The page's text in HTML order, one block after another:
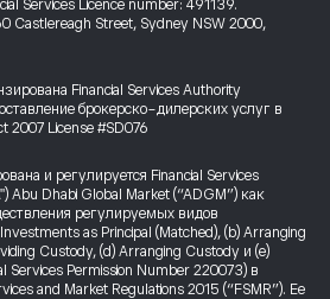
Services Licence number: 491139.
Castlereagh Street, Sydney NSW 2000,
Financial Services Authority
брокерско-дилерских услуг в
2007 License #SD076
и регулируется Financial Services
Abu Dhabi Global Market (“ADGM”) как
регулируемых видов
as Principal (Matched), (b) Arranging
Custody, (d) Arranging Custody и (e)
Services Permission Number 220073) в
and Market Regulations 2015 (“FSMR”). Ее